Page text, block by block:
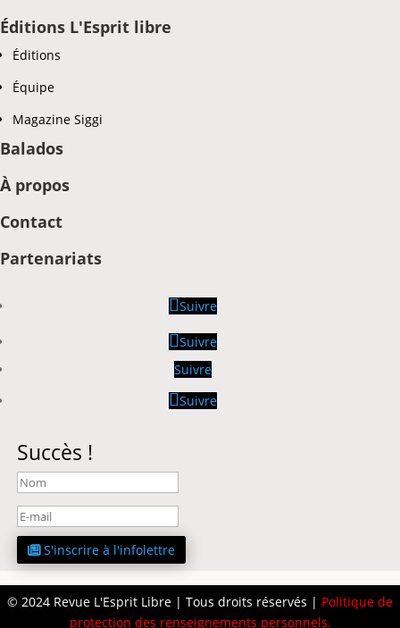
Éditions L'Esprit libre
Éditions
Équipe
Magazine Siggi
Balados
À propos
Contact
Partenariats
Suivre
Suivre
Suivre
Suivre
Succès !
S'inscrire à l'infolettre
© 2024 Revue L'Esprit Libre | Tous droits réservés | Politique de
protection des renseignements personnels.